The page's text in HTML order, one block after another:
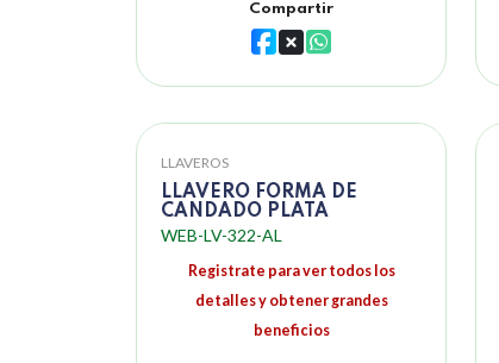
Compartir
LLAVEROS
LLAVERO FORMA DE
CANDADO PLATA
WEB-LV-322-AL
Registrate para ver todos los
detalles y obtener grandes
beneficios